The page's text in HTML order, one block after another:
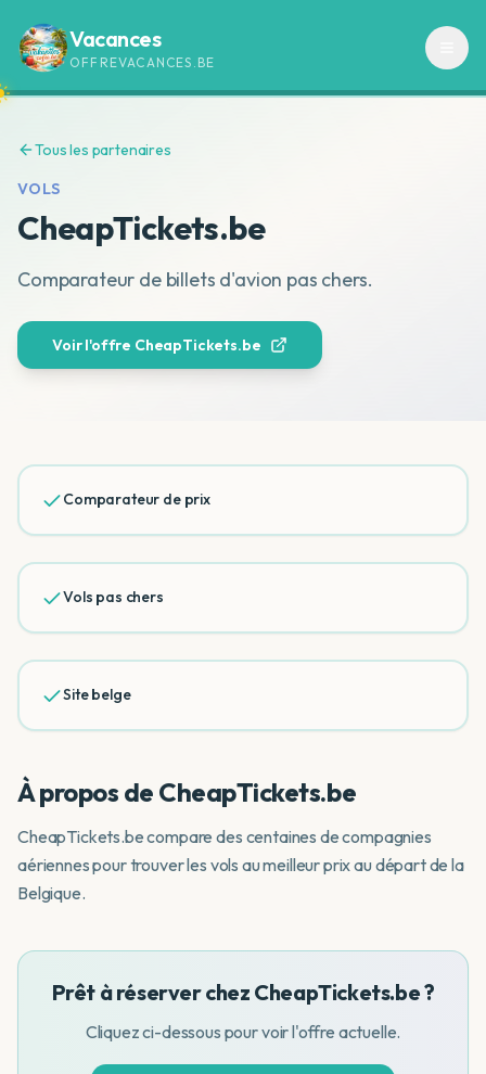
Vacances
OFFREVACANCES.BE
Tous les partenaires
VOLS
CheapTickets.be
Comparateur de billets d'avion pas chers.
Voir l'offre CheapTickets.be
Comparateur de prix
Vols pas chers
Site belge
À propos de CheapTickets.be
CheapTickets.be compare des centaines de compagnies
aériennes pour trouver les vols au meilleur prix au départ de la
Belgique.
Prêt à réserver chez CheapTickets.be?
Cliquez ci-dessous pour voir l'offre actuelle.